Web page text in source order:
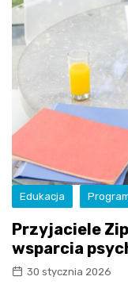
Edukacja
Przyjaciele
wsparcia
30 stycznia 2026